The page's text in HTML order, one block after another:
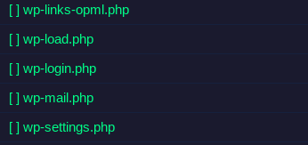
[ ] wp-links-opml.php
[ ] wp-load.php
[ ] wp-login.php
[ ] wp-mail.php
[ ] wp-settings.php